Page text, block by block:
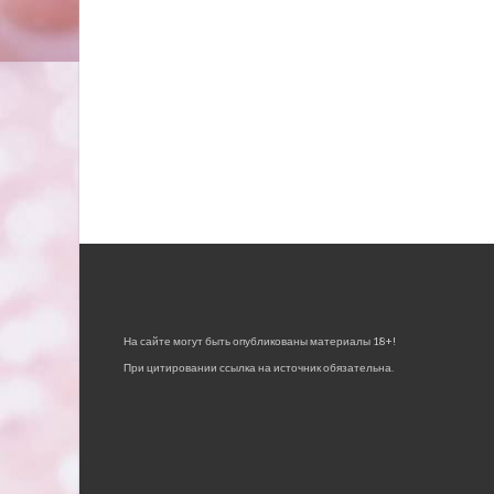
На сайте могут быть опубликованы материалы 18+!
При цитировании ссылка на источник обязательна.